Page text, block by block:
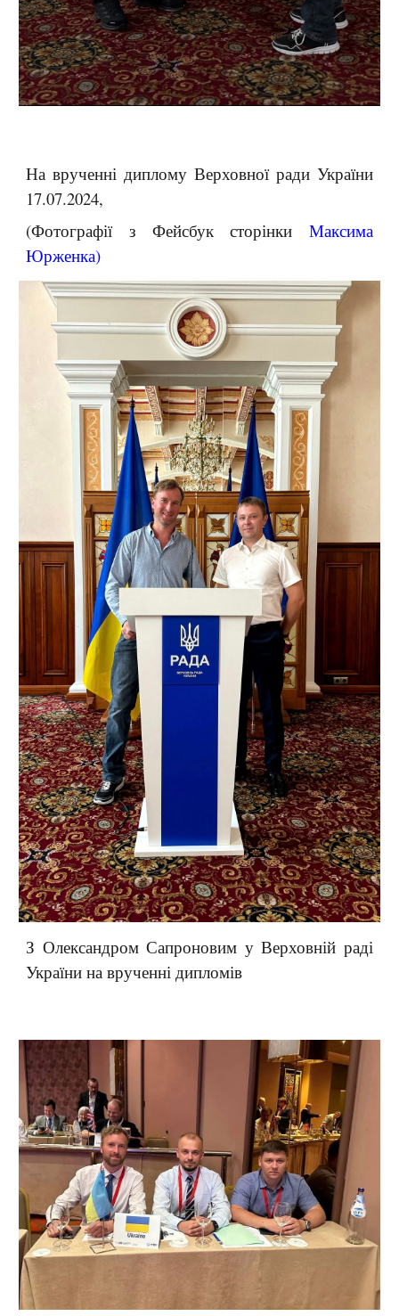
На врученні диплому Верховної ради України
17.07.2024,
(Фотографії з Фейсбук сторінки Максима
Юрженка)
З Олександром Сапроновим у Верховній раді
України на врученні дипломів